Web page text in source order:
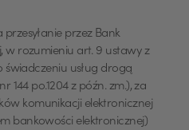
lub
- Centrala, ul. Żubra 1, 01-
Ochrony Danych
we wszystkich sprawach
danych osobowych.
podstawa prawna
preferencji lub potrzeb
lub usług oraz
oferty, przez Bank
Akcyjna z siedzibą w
("Bank"), jako administratora,
produktów lub
przez Bank
w rozumieniu art. 9 ustawy z
świadczeniu usług drogą
144 po.1204 z późn. zm.), za
komunikacji elektronicznej
bankowości elektronicznej)